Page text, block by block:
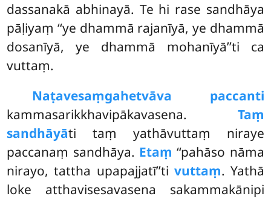
dassanakā abhinayā. Te hi rase sandhāya
pāḷiyaṃ ‘‘ye dhammā rajanīyā, ye dhammā
dosanīyā, ye dhammā mohanīyā’’ti ca
vuttaṃ.
Naṭavesaṃgahetvāva paccanti
kammasarikkhavipākavasena. Taṃ
sandhāyāti taṃ yathāvuttaṃ niraye
paccanaṃ sandhāya. Etaṃ ‘‘pahāso nāma
nirayo, tattha upapajjatī’’ti vuttaṃ. Yathā
loke atthavisesavasena sakammakānipi